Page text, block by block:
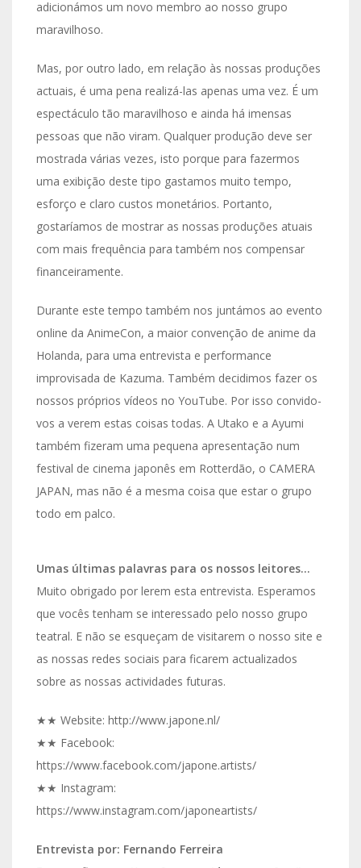
adicionámos um novo membro ao nosso grupo
maravilhoso.
Mas, por outro lado, em relação às nossas produções
actuais, é uma pena realizá-las apenas uma vez. É um
espectáculo tão maravilhoso e ainda há imensas
pessoas que não viram. Qualquer produção deve ser
mostrada várias vezes, isto porque para fazermos
uma exibição deste tipo gastamos muito tempo,
esforço e claro custos monetários. Portanto,
gostaríamos de mostrar as nossas produções atuais
com mais frequência para também nos compensar
financeiramente.
Durante este tempo também nos juntámos ao evento
online da AnimeCon, a maior convenção de anime da
Holanda, para uma entrevista e performance
improvisada de Kazuma. Também decidimos fazer os
nossos próprios vídeos no YouTube. Por isso convido-
vos a verem estas coisas todas. A Utako e a Ayumi
também fizeram uma pequena apresentação num
festival de cinema japonês em Rotterdão, o CAMERA
JAPAN, mas não é a mesma coisa que estar o grupo
todo em palco.
Umas últimas palavras para os nossos leitores…
Muito obrigado por lerem esta entrevista. Esperamos
que vocês tenham se interessado pelo nosso grupo
teatral. E não se esqueçam de visitarem o nosso site e
as nossas redes sociais para ficarem actualizados
sobre as nossas actividades futuras.
★★ Website: http://www.japone.nl/
★★ Facebook:
https://www.facebook.com/japone.artists/
★★ Instagram:
https://www.instagram.com/japoneartists/
Entrevista por: Fernando Ferreira